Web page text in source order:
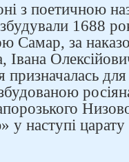
з поетичною
1688
Самар, за
Івана
призначалась
наступі царату